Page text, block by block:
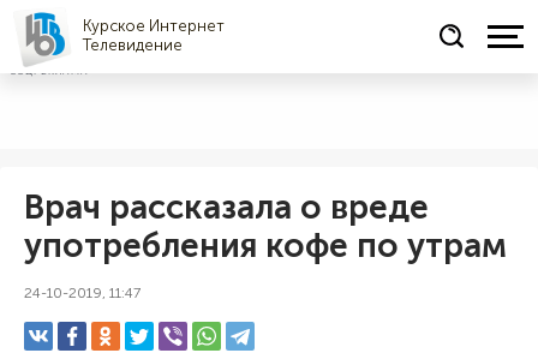
Курское Интернет
Телевидение
СОЦРЕКЛАМА
Врач рассказала о вреде
употребления кофе по утрам
24-10-2019, 11:47